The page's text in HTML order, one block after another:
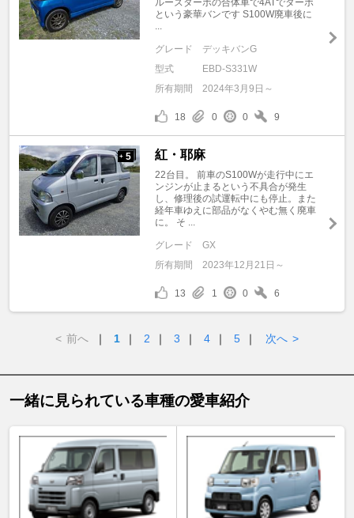
という豪華バンです S100W廃車後に
グレード
デッキバンG
型式
EBD-S331W
所有期間
2024年3月9日～
18 0 0 9
+ 5 紅・耶麻
22台目。 前車のS100Wが走行中にエ
ンジンが止まるという不具合が発生
し、修理後の試運転中にも停止。また
経年車ゆえに部品がなくやむ無く廃車
に。 そ ...
グレード
GX
所有期間
2023年12月21日～
13 1 0 6
< 前へ ｜ 1 ｜ 2 ｜ 3 ｜ 4 ｜ 5 ｜ 次へ >
一緒に見られている車種の愛車紹介